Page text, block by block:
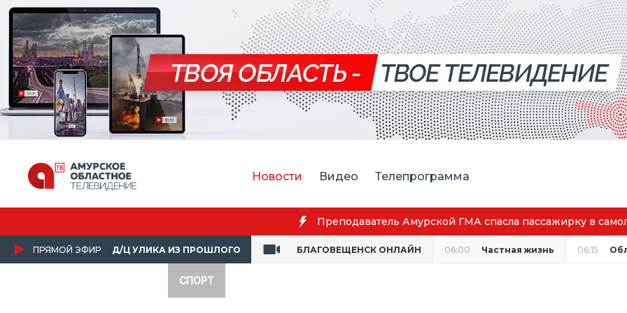
Новости Видео Телепрограмма
Преподаватель Амурской ГМА спасла пассажирку в самолёте
ПРЯМОЙ ЭФИР Д/Ц УЛИКА ИЗ ПРОШЛОГО БЛАГОВЕЩЕНСК ОНЛАЙН 06:00 Частная жизнь 06:15
СПОРТ